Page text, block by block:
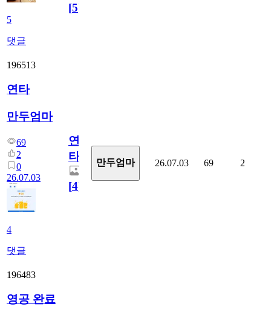
5
댓글
[5]
196513
연타
만두엄마
69
2
0
26.07.03
4
댓글
연
타
[4]
만두엄마 26.07.03 69 2
196483
영공 완료